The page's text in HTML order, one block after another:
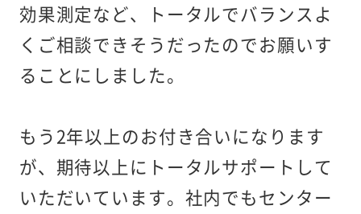
効果測定など、トータルでバランスよ
くご相談できそうだったのでお願いす
ることにしました。
もう2年以上のお付き合いになります
が、期待以上にトータルサポートして
いただいています。社内でもセンター